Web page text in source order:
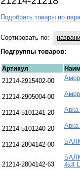
Подобрать товары по
Сортировать по:
Подгруппы товаров:
Артикул
21214-2915402-00
21214-2905004-00
21214-5101241-20
21214-5101240-20
21214-2804142-00
21214-2804142-63
4х4